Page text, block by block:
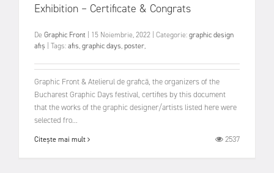
Exhibition – Certificate & Congrats
De Graphic Front 15 Noiembrie, 2022 Categorie:graphic design
afiș
Tags:afis,graphic days,poster,
Graphic Front & Atelierul de grafică, the organizers of the
Bucharest Graphic Days festival, certifies by this document
that the works of the graphic designer/artists listed here were
selected fro...
Citește mai mult 2537